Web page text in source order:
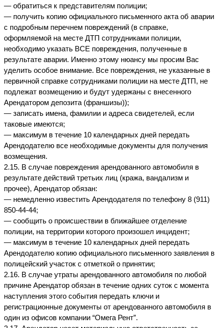
— обратиться к представителям полиции;
— получить копию официального письменного акта об аварии
с подробным перечнем повреждений (в справке,
оформляемой на месте ДТП сотрудниками полиции,
необходимо указать ВСЕ повреждения, полученные в
результате аварии. Именно этому нюансу мы просим Вас
уделить особое внимание. Все повреждения, не указанные в
первичной справке сотрудниками полиции на месте ДТП, не
подлежат возмещению и будут удержаны с внесенного
Арендатором депозита (франшизы));
— записать имена, фамилии и адреса свидетелей, если
таковые имеются;
— максимум в течение 10 календарных дней передать
Арендодателю все необходимые документы для получения
возмещения.
2.15. В случае повреждения арендованного автомобиля в
результате действий третьих лиц (кража, вандализм и
прочее), Арендатор обязан:
— немедленно известить Арендодателя по телефону 8 (911)
850-44-44;
— сообщить о происшествии в ближайшее отделение
полиции, на территории которого произошел инцидент;
— максимум в течение 10 календарных дней передать
Арендодателю копию официального письменного заявления в
полицейский участок с отметкой о принятии;
2.16. В случае утраты арендованного автомобиля по любой
причине Арендатор обязан в течение одних суток с момента
наступления этого события передать ключи и
регистрационные документы от арендованного автомобиля в
один из офисов компании “Омега Рент”.